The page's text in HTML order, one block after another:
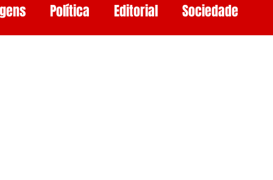
Política Editorial Sociedade